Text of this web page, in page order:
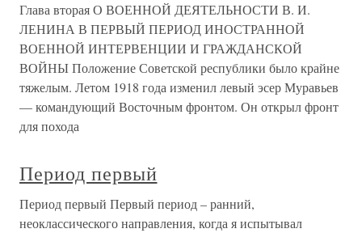
Глава вторая О ВОЕННОЙ ДЕЯТЕЛЬНОСТИ В. И.
ЛЕНИНА В ПЕРВЫЙ ПЕРИОД ИНОСТРАННОЙ
ВОЕННОЙ ИНТЕРВЕНЦИИ И ГРАЖДАНСКОЙ
ВОЙНЫ Положение Советской республики было крайне
тяжелым. Летом 1918 года изменил левый эсер Муравьев
— командующий Восточным фронтом. Он открыл фронт
для похода
Период первый
Период первый Первый период – ранний,
неоклассического направления, когда я испытывал